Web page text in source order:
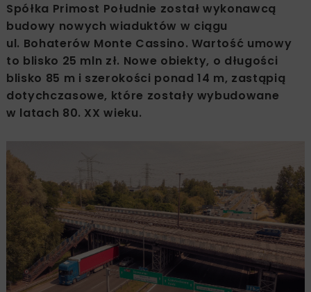
Spółka Primost Południe został wykonawcą
budowy nowych wiaduktów w ciągu
ul. Bohaterów Monte Cassino. Wartość umowy
to blisko 25 mln zł. Nowe obiekty, o długości
blisko 85 m i szerokości ponad 14 m, zastąpią
dotychczasowe, które zostały wybudowane
w latach 80. XX wieku.